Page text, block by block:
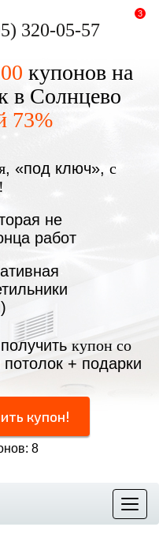
320-05-57
3
купонов на
в Солнцево
73%
, «под ключ», с
не
работ
купон со
+ подарки
купон!
8
Меню